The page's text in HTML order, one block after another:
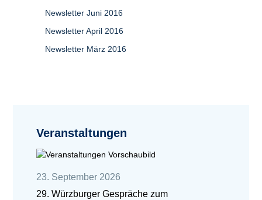
Newsletter Juni 2016
Newsletter April 2016
Newsletter März 2016
Veranstaltungen
23. September 2026
29. Würzburger Gespräche zum